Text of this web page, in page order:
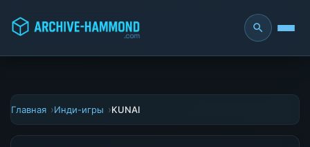
Главная Инди-игры KUNAI